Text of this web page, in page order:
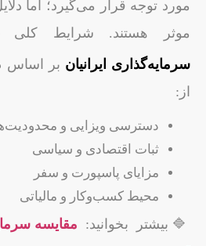
مورد توجه قرار می‌گیرد؛ اما
موثر هستند. شرایط کلی
سرمایه‌گذاری ایرانیان بر اساس
از:
دسترسی ویزایی و
ثبات اقتصادی و سیاسی
مزایای پاسپورت و سفر
محیط کسب‌وکار و مالیاتی
🔷بیشتر بخوانید: مقایسه